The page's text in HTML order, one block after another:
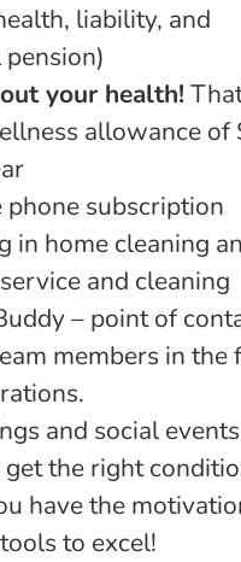
liability, and
your health!
allowance of
phone subscription
in home cleaning
and cleaning
– point of
members in the
and social events
the right
have the
to excel!